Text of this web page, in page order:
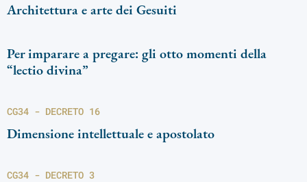
Architettura e arte dei Gesuiti
Per imparare a pregare: gli otto momenti della
“lectio divina”
CG34 - DECRETO 16
Dimensione intellettuale e apostolato
CG34 - DECRETO 3